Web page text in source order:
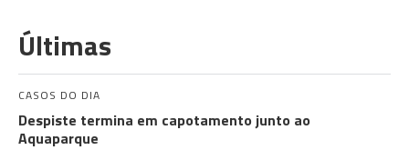
Últimas
CASOS DO DIA
Despiste termina em capotamento junto ao
Aquaparque